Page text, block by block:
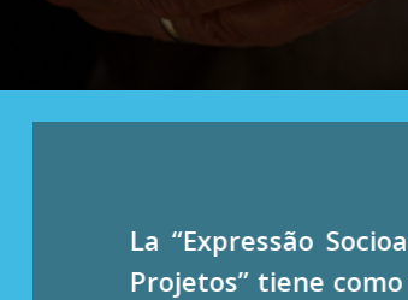
La “Expressão
Projetos” tiene